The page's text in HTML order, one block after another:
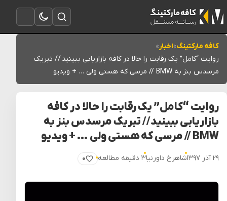
باز کردن منو
تغییر به حالت تاریک
باز کردن جستجو
کافه مارکتینگ»اخبار»
روایت “کامل” یک رقابت را حالا در کافه بازاریابی ببینید // تبریک
مرسدس بنز به BMW // مرسی که هستی ولی … + ویدیو
روایت “کامل” یک رقابت را حالا در کافه
بازاریابی ببینید // تبریک مرسدس بنز به
BMW // مرسی که هستی ولی … + ویدیو
۲۹ آذر ۱۳۹۷ شاهرخ داورنیا۳ دقیقه مطالعه ۰
پسندیدن